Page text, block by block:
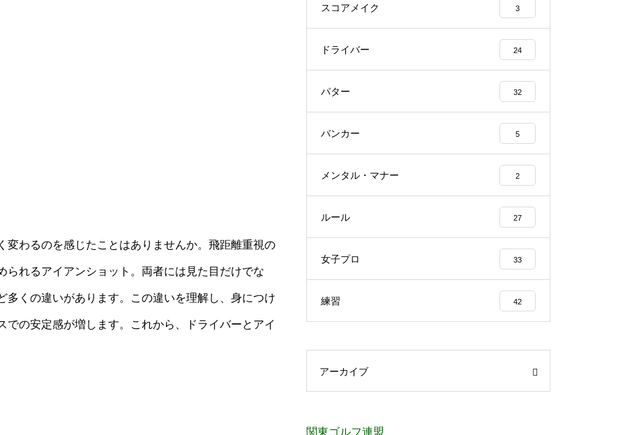
変わるのを感じたことはありませんか。飛距離重視の
られるアイアンショット。両者には見た目だけでな
多くの違いがあります。この違いを理解し、身につけ
の安定感が増します。これから、ドライバーとアイ
スコアメイク 3
ドライバー 24
パター 32
バンカー 5
メンタル・マナー 2
ルール 27
女子プロ 33
練習 42
アーカイブ
関東ゴルフ連盟